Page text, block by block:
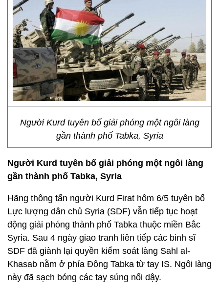
Người Kurd tuyên bố giải phóng một ngôi làng
gần thành phố Tabka, Syria
Người Kurd tuyên bố giải phóng một ngôi làng
gần thành phố Tabka, Syria
Hãng thông tấn người Kurd Firat hôm 6/5 tuyên bố
Lực lượng dân chủ Syria (SDF) vẫn tiếp tục hoạt
động giải phóng thành phố Tabka thuộc miền Bắc
Syria. Sau 4 ngày giao tranh liên tiếp các binh sĩ
SDF đã giành lại quyền kiểm soát làng Sahl al-
Khasab nằm ở phía Đông Tabka từ tay IS. Ngôi làng
này đã sạch bóng các tay súng nổi dậy.